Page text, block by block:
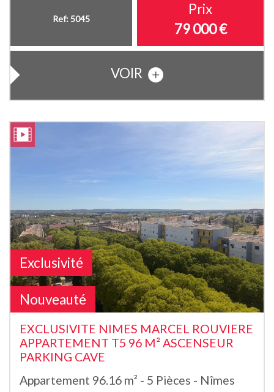
Ref: 5045
Prix
79 000€
VOIR
Exclusivité
Nouveauté
EXCLUSIVITE NIMES MARCEL ROUVIERE
APPARTEMENT T5 96 M² ASCENSEUR
PARKING CAVE
Appartement 96.16 m² - 5 Pièces - Nîmes